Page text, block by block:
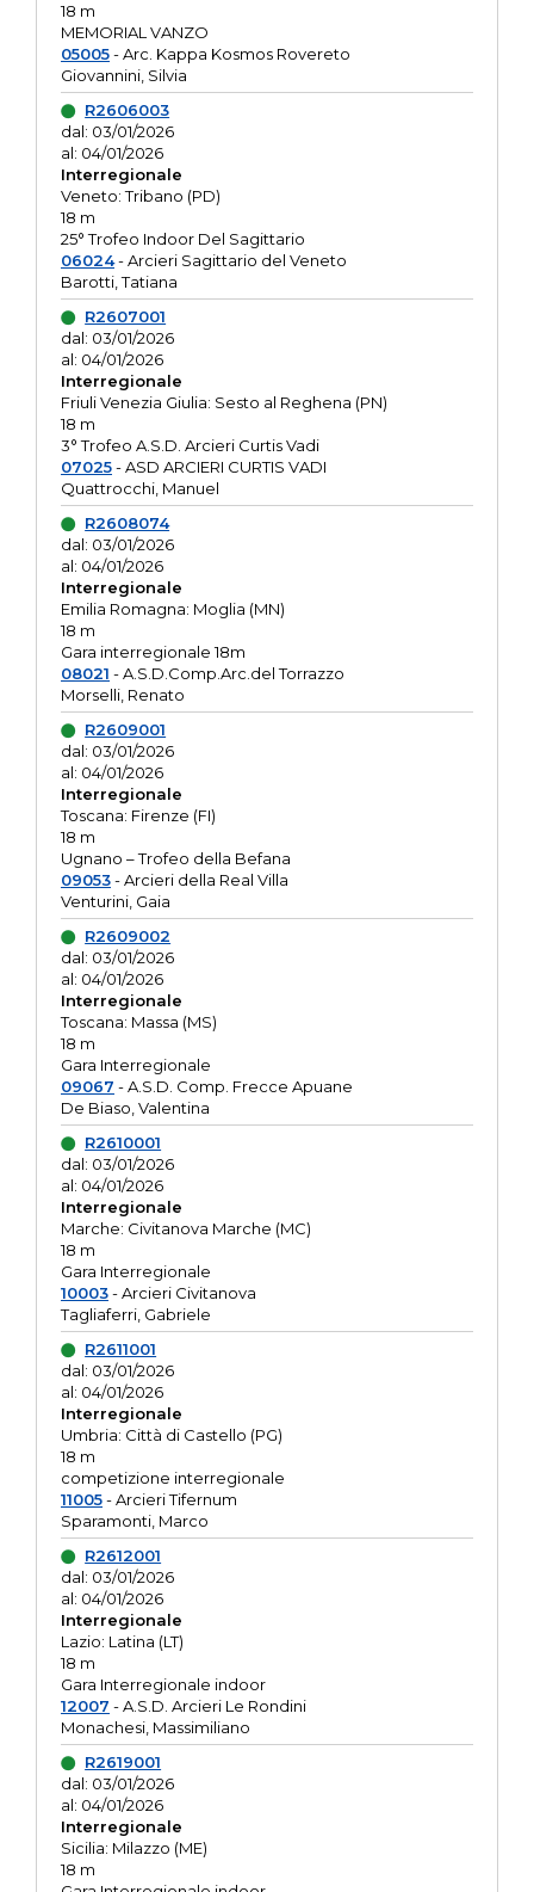
18 m
MEMORIAL VANZO
05005- Arc. Kappa Kosmos Rovereto
Giovannini, Silvia
R2606003
dal: 03/01/2026
al: 04/01/2026
Interregionale
Veneto: Tribano (PD)
18 m
25° Trofeo Indoor Del Sagittario
06024- Arcieri Sagittario del Veneto
Barotti, Tatiana
R2607001
dal: 03/01/2026
al: 04/01/2026
Interregionale
Friuli Venezia Giulia: Sesto al Reghena (PN)
18 m
3° Trofeo A.S.D. Arcieri Curtis Vadi
07025- ASD ARCIERI CURTIS VADI
Quattrocchi, Manuel
R2608074
dal: 03/01/2026
al: 04/01/2026
Interregionale
Emilia Romagna: Moglia (MN)
18 m
Gara interregionale 18m
08021 - A.S.D.Comp.Arc.del Torrazzo
Morselli, Renato
R2609001
dal: 03/01/2026
al: 04/01/2026
Interregionale
Toscana: Firenze (FI)
18 m
Ugnano – Trofeo della Befana
09053- Arcieri della Real Villa
Venturini, Gaia
R2609002
dal: 03/01/2026
al: 04/01/2026
Interregionale
Toscana: Massa (MS)
18 m
Gara Interregionale
09067 - A.S.D. Comp. Frecce Apuane
De Biaso, Valentina
R2610001
dal: 03/01/2026
al: 04/01/2026
Interregionale
Marche: Civitanova Marche (MC)
18 m
Gara Interregionale
10003- Arcieri Civitanova
Tagliaferri, Gabriele
R2611001
dal: 03/01/2026
al: 04/01/2026
Interregionale
Umbria: Città di Castello (PG)
18 m
competizione interregionale
11005- Arcieri Tifernum
Sparamonti, Marco
R2612001
dal: 03/01/2026
al: 04/01/2026
Interregionale
Lazio: Latina (LT)
18 m
Gara Interregionale indoor
12007 - A.S.D. Arcieri Le Rondini
Monachesi, Massimiliano
R2619001
dal: 03/01/2026
al: 04/01/2026
Interregionale
Sicilia: Milazzo (ME)
18 m